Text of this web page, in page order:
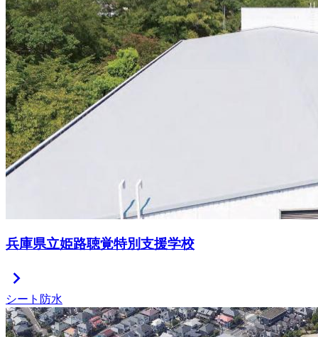
兵庫県立姫路聴覚特別支援学校
chevron_right
シート防水